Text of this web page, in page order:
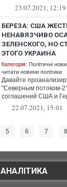
позиции Украины и
23.07.2021, 12:19
БЕРЕЗА: США
НЕНАВЯЗЧИВО
ЗЕЛЕНСКОГО, НО
ЭТОГО УКРАИНА
Категорія: Політичні
читати новини політики
Давайте
"Северным потоком-
соглашений США и
посмотрим на то, как
Зеленский до...
22.07.2021, 15:01
5 6 7 8
АНАЛІТИКА